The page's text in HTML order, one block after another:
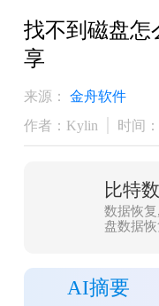
找不到磁盘怎
享
来源：
金舟软件
作者：Kylin
时间
比特
数据恢
盘数据
复,照片
AI摘要